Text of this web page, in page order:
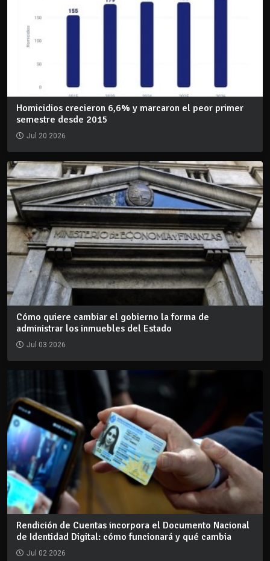
Homicidios crecieron 6,6% y marcaron el peor primer
semestre desde 2015
Jul 20 2026
Cómo quiere cambiar el gobierno la forma de
administrar los inmuebles del Estado
Jul 03 2026
Rendición de Cuentas incorpora el Documento Nacional
de Identidad Digital: cómo funcionará y qué cambia
Jul 02 2026